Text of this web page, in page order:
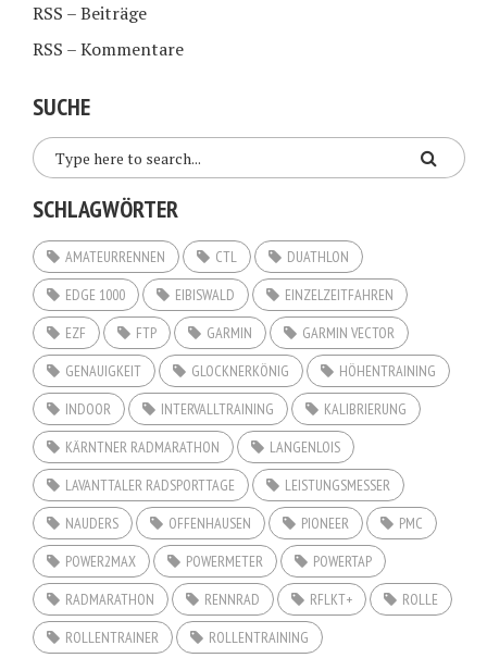
RSS – Beiträge
RSS – Kommentare
SUCHE
SCHLAGWÖRTER
AMATEURRENNEN CTL
DUATHLON
EDGE 1000
EIBISWALD
EINZELZEITFAHREN
EZF
FTP GARMIN
GARMIN VECTOR
GENAUIGKEIT
GLOCKNERKÖNIG
HÖHENTRAINING
INDOOR
INTERVALLTRAINING
KALIBRIERUNG
KÄRNTNER RADMARATHON
LANGENLOIS
LAVANTTALER RADSPORTTAGE
LEISTUNGSMESSER
NAUDERS
OFFENHAUSEN PIONEER
PMC
POWER2MAX
POWERMETER
POWERTAP
RADMARATHON
RENNRAD RFLKT+
ROLLE
ROLLENTRAINER
ROLLENTRAINING